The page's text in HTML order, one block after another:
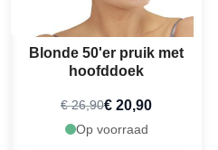
Blonde 50'er pruik met
hoofddoek
€ 26,90€ 20,90
Op voorraad